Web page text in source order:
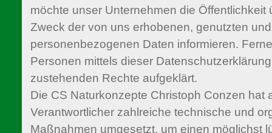
möchte unser Unternehmen die Öffentlichkeit
Zweck der von uns erhobenen, genutzten
personenbezogenen Daten informieren.
Personen mittels dieser
zustehenden Rechte aufgeklärt.
Die CS Naturkonzepte Christoph Conzen hat
Verantwortlicher zahlreiche technische und
Maßnahmen umgesetzt, um einen möglichst